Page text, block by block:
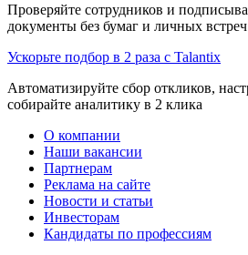
Проверяйте сотрудников и
документы без бумаг и личных встреч
Ускорьте подбор в 2 раза с Talantix
Автоматизируйте сбор откликов,
собирайте аналитику в 2 клика
О компании
Наши вакансии
Партнерам
Реклама на сайте
Новости и статьи
Инвесторам
Кандидаты по профессиям